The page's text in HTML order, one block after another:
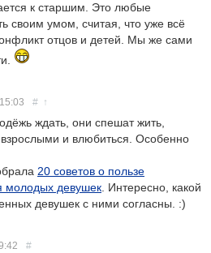
к старшим. Это любые
своим умом, считая, что уже всё
отцов и детей. Мы же сами
15:03 # ↑
ждать, они спешат жить,
взрослыми и влюбиться. Особенно
20 советов о пользе
молодых девушек . Интересно, какой
девушек с ними согласны. :)
#